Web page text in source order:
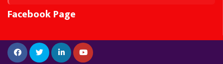
Facebook Page